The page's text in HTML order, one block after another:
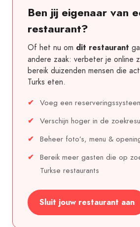
Ben jij eigenaar van
restaurant?
Of het nu om dit restaurant
andere zaak: verbeter je online
bereik duizenden mensen die
Turks eten.
Voeg een
Verschijn hoger in de
Beheer foto’s, menu &
Bereik meer gasten die op
Turkse restaurants
Sluit jouw restaurant aan